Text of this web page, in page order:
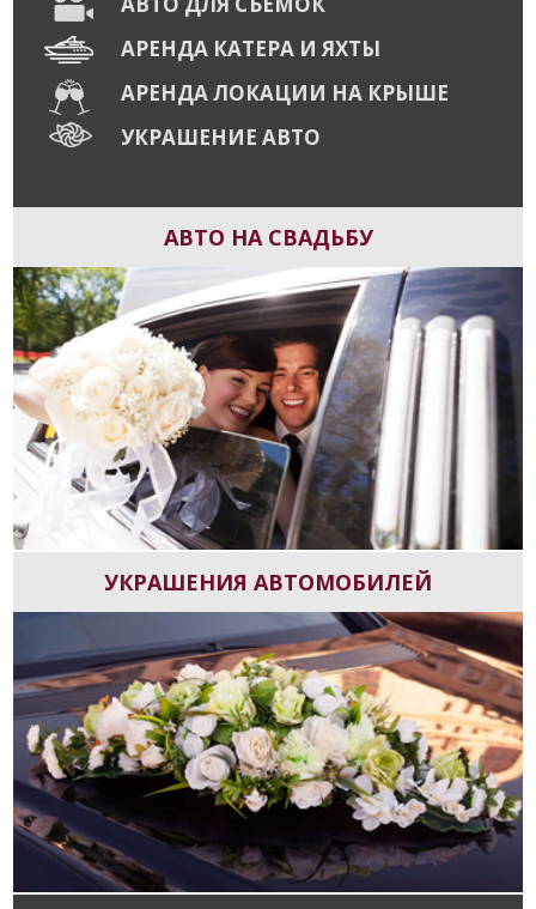
АРЕНДА КАТЕРА И ЯХТЫ
АРЕНДА ЛОКАЦИИ НА КРЫШЕ
УКРАШЕНИЕ АВТО
АВТО НА СВАДЬБУ
УКРАШЕНИЯ АВТОМОБИЛЕЙ